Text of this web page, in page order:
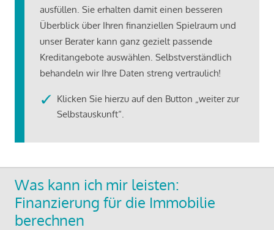
ausfüllen. Sie erhalten damit einen besseren
Überblick über Ihren finanziellen Spielraum und
unser Berater kann ganz gezielt passende
Kreditangebote auswählen. Selbstverständlich
behandeln wir Ihre Daten streng vertraulich!
Klicken Sie hierzu auf den Button „weiter zur
Selbstauskunft“.
Was kann ich mir leisten:
Finanzierung für die Immobilie
berechnen